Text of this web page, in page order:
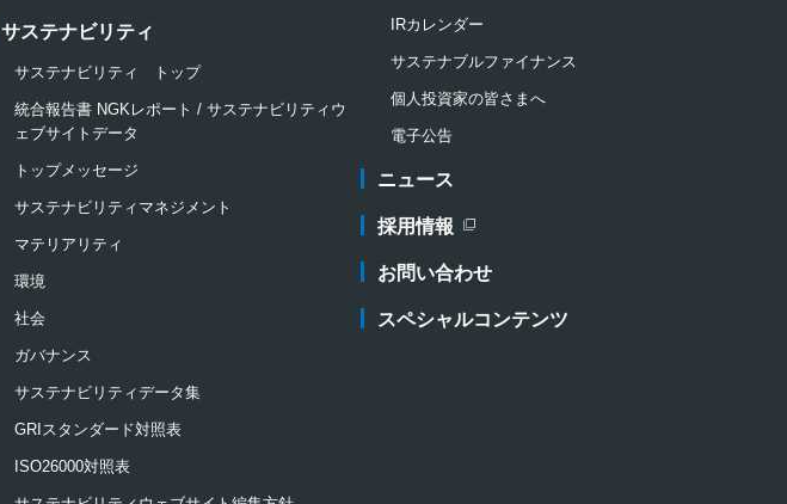
サステナビリティ
サステナビリティ トップ
統合報告書 NGKレポート / サステナビリティウ
ェブサイトデータ
トップメッセージ
サステナビリティマネジメント
マテリアリティ
環境
社会
ガバナンス
サステナビリティデータ集
GRIスタンダード対照表
ISO26000対照表
IRカレンダー
サステナブルファイナンス
個人投資家の皆さまへ
電子公告
ニュース
採用情報
お問い合わせ
スペシャルコンテンツ